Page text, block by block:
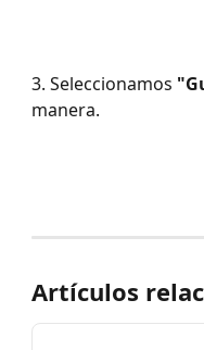
3. Seleccionamos
manera.
Artículos